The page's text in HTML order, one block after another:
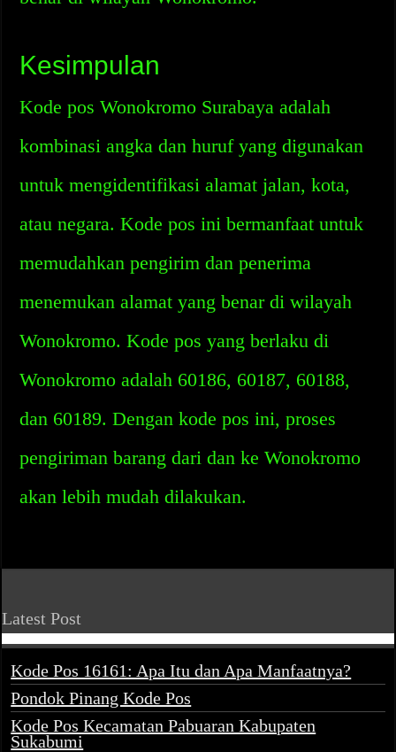
Kesimpulan
Kode pos Wonokromo Surabaya adalah
kombinasi angka dan huruf yang digunakan
untuk mengidentifikasi alamat jalan, kota,
atau negara. Kode pos ini bermanfaat untuk
memudahkan pengirim dan penerima
menemukan alamat yang benar di wilayah
Wonokromo. Kode pos yang berlaku di
Wonokromo adalah 60186, 60187, 60188,
dan 60189. Dengan kode pos ini, proses
pengiriman barang dari dan ke Wonokromo
akan lebih mudah dilakukan.
Latest Post
Kode Pos 16161: Apa Itu dan Apa Manfaatnya?
Pondok Pinang Kode Pos
Kode Pos Kecamatan Pabuaran Kabupaten
Sukabumi